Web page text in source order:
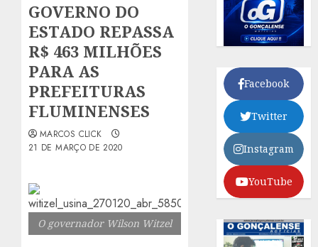
GOVERNO DO
ESTADO REPASSA
R$ 463 MILHÕES
PARA AS
PREFEITURAS
FLUMINENSES
MARCOS CLICK
21 DE MARÇO DE 2020
O governador Wilson Witzel
Facebook
Twitter
Instagram
YouTube